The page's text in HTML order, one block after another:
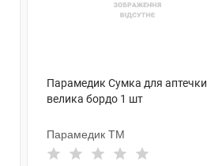
Парамедик Сумка для аптечки
велика бордо 1 шт
Парамедик ТМ